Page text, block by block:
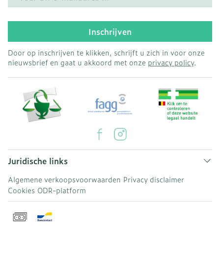
Inschrijven
Door op inschrijven te klikken, schrijft u zich in voor onze
nieuwsbrief en gaat u akkoord met onze privacy policy.
Juridische links
Algemene verkoopsvoorwaarden Privacy disclaimer
Cookies ODR-platform